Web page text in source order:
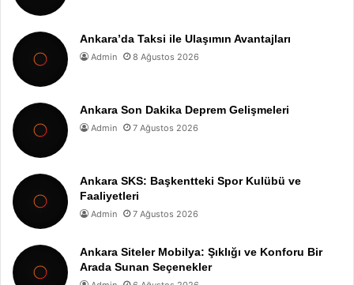
Ankara’da Taksi ile Ulaşımın Avantajları
Admin 8 Ağustos 2026
Ankara Son Dakika Deprem Gelişmeleri
Admin 7 Ağustos 2026
Ankara SKS: Başkentteki Spor Kulübü ve
Faaliyetleri
Admin 7 Ağustos 2026
Ankara Siteler Mobilya: Şıklığı ve Konforu Bir
Arada Sunan Seçenekler